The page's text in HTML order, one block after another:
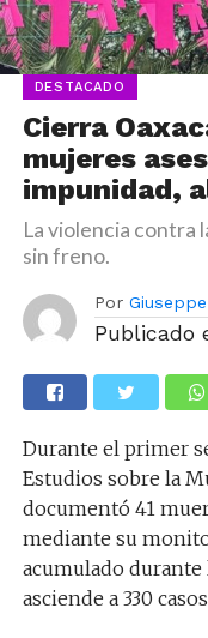
DESTACADO
Cierra
mujeres
impunidad,
La violencia contra
sin freno.
Por
Publicado
Durante el primer
Estudios sobre la
documentó 41
mediante su
acumulado
asciende a 330